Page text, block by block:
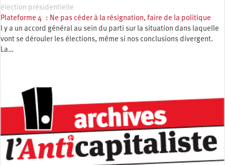
élection présidentielle
Plateforme 4 : Ne pas céder à la résignation, faire de la politique
l y a un accord général au sein du parti sur la situation dans laquelle
vont se dérouler les élections, même si nos conclusions divergent.
La…